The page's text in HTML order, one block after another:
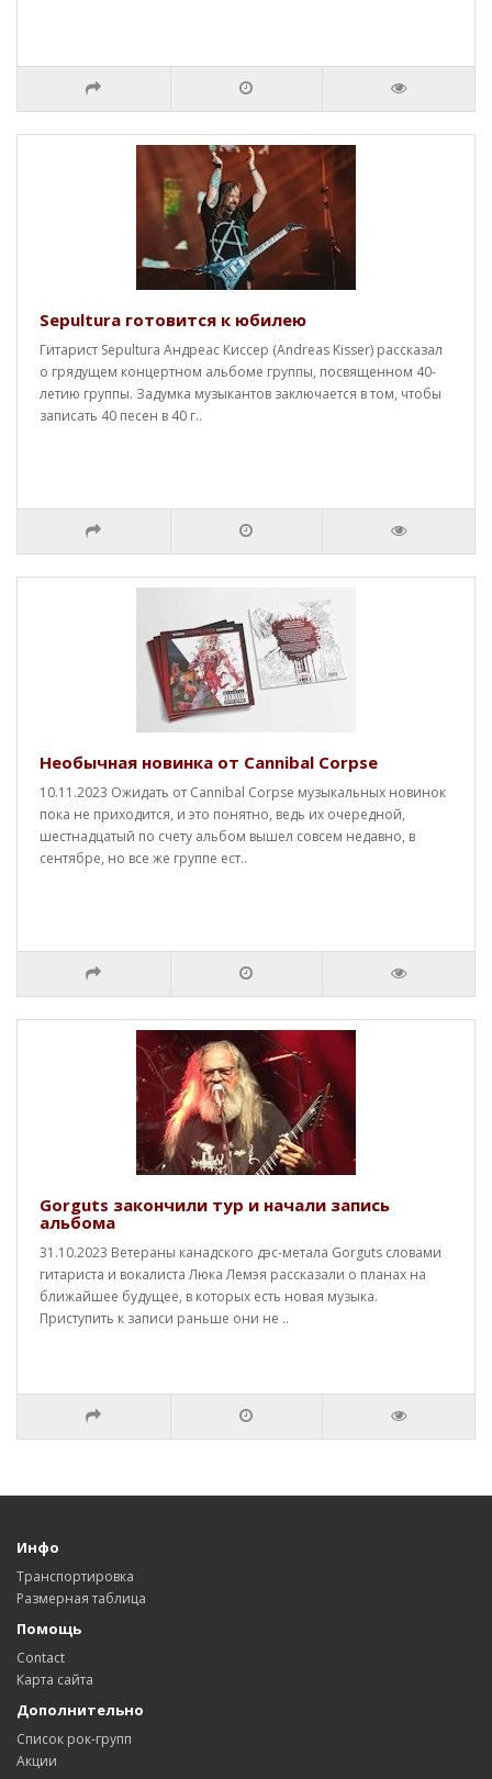
Sepultura готовится к юбилею
Гитарист Sepultura Андреас Киссер (Andreas Kisser) рассказал
о грядущем концертном альбоме группы, посвященном 40-
летию группы. Задумка музыкантов заключается в том, чтобы
записать 40 песен в 40 г..
Необычная новинка от Cannibal Corpse
10.11.2023 Ожидать от Cannibal Corpse музыкальных новинок
пока не приходится, и это понятно, ведь их очередной,
шестнадцатый по счету альбом вышел совсем недавно, в
сентябре, но все же группе ест..
Gorguts закончили тур и начали запись
альбома
31.10.2023 Ветераны канадского дэс-метала Gorguts словами
гитариста и вокалиста Люка Лемэя рассказали о планах на
ближайшее будущее, в которых есть новая музыка.
Приступить к записи раньше они не ..
Инфо
Транспортировка
Размерная таблица
Помощь
Contact
Карта сайта
Дополнительно
Список рок-групп
Акции